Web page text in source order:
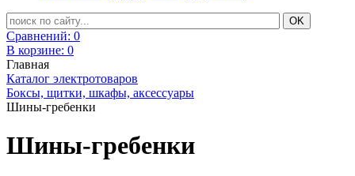
Сравнений: 0
В корзине: 0
Главная
Каталог электротоваров
Боксы, щитки, шкафы, аксессуары
Шины-гребенки
Шины-гребенки